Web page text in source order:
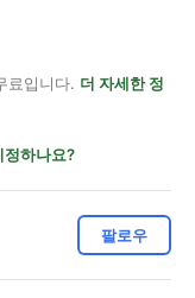
료입니다. 더 자세한 정
정하나요?
팔로우